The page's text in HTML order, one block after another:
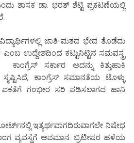
ಶಾಸಕ ಡಾ. ಭರತ್ ಶೆಟ್ಟಿ ಪ್ರಕಟಣೆಯಲ್ಲಿ
ಜಾತಿ-ಮತದ ಭೇದ ತೊಡೆದು
ಉದ್ದೇಶದಿಂದ ಕಟ್ಟುನಿಟ್ಟಿನ ಸಮವಸ್ತ್ರ
ಸರ್ಕಾರ ಅದನ್ನು ಕಿತ್ತುಹಾಕಿ
ಕಾಂಗ್ರೆಸ್ ಸಮಾನತೆಯ ಟೊಳ್ಳು
ಏಕತೆಗೆ ಗಂಭೀರ ಸರಿ ಪಡಿಸಲಾಗದ ಹಾನಿ
ಇತ್ಯರ್ಥವಾಗದಿರುವಾಗಲೇ ನಿಷೇಧ
ವ್ಯವಸ್ಥೆಗೆ ಅವಮಾನ. ಬ್ರಿಟೀಷರ ಹಳೆಯ